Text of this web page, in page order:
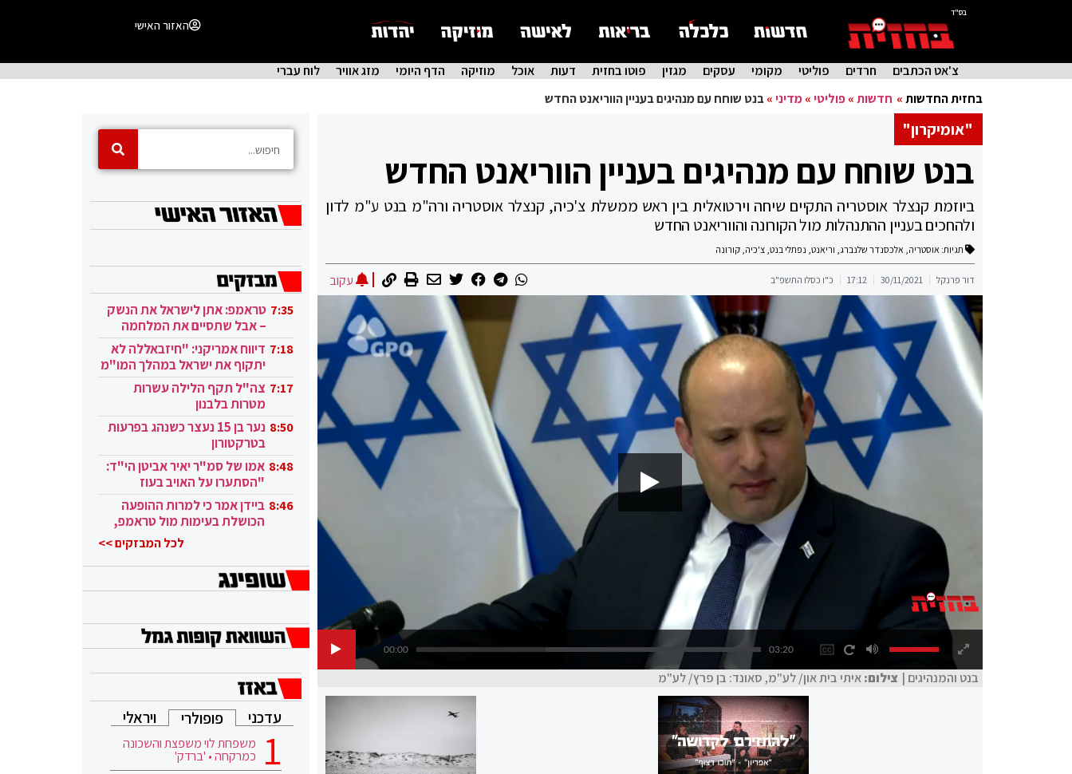
בס"ד
האזור האישי
צ'אט הכתבים חרדים פוליטי מקומי עסקים מגזין פוטו בחזית דעות אוכל מוזיקה הדף היומי מזג אוויר
לוח עברי
בחזית החדשות» חדשות»פוליטי»מדיני»בנט שוחח עם מנהיגים בעניין הווריאנט החדש
"אומיקרון"
בנט שוחח עם מנהיגים בעניין הווריאנט החדש
ביוזמת קנצלר אוסטריה התקיים שיחה וירטואלית בין ראש ממשלת צ'כיה, קנצלר אוסטריה ורה"מ בנט ע"מ לדון
ולהחכים בעניין ההתנהלות מול הקורונה והווריאנט החדש
תגיות: אוסטריה, אלכסנדר שלנברג, וריאנט, נפתלי בנט, צ'כיה, קורונה
דור פרנקל 30/11/2021
17:12 כ"ו כסלו התשפ"ב עקוב
00:00 03:20
בנט והמנהיגים | צילום:איתי בית און/ לע"מ, סאונד: בן פרץ/ לע"מ
7:35 טראמפ: אתן לישראל את הנשק
– אבל שתסיים את המלחמה
בעזה 7:18 דיווח אמריקני: "חיזבאללה לא
יתקוף את ישראל במהלך המו"מ
בקטאר" 7:17 צה"ל תקף הלילה עשרות
מטרות בלבנון
8:50
נער בן 15 נעצר כשנהג בפרעות
בטרקטורון
8:48 אמו של סמ"ר יאיר אביטן הי"ד:
"הסתערו על האויב בעוז
ובגבורה" 8:46 ביידן אמר כי למרות ההופעה
הכושלת בעימות מול טראמפ,
לכל המבזקים >>
עדכני פופולרי ויראלי
משפחת לוי משפצת והשכונה
כמרקחה • 'ברדק'